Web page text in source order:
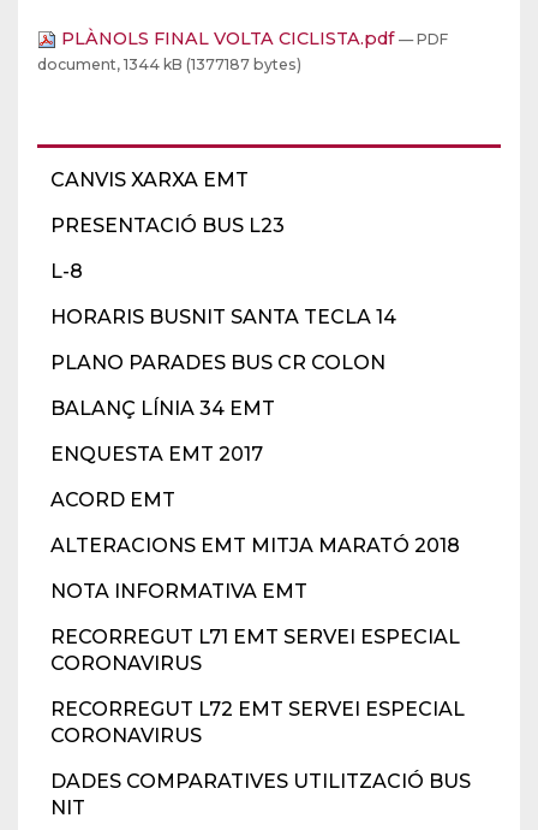
CANVIS XARXA EMT
PRESENTACIÓ BUS L23
L-8
HORARIS BUSNIT SANTA TECLA 14
PLANO PARADES BUS CR COLON
BALANÇ LÍNIA 34 EMT
ENQUESTA EMT 2017
ACORD EMT
ALTERACIONS EMT MITJA MARATÓ 2018
NOTA INFORMATIVA EMT
RECORREGUT L71 EMT SERVEI ESPECIAL
CORONAVIRUS
RECORREGUT L72 EMT SERVEI ESPECIAL
CORONAVIRUS
DADES COMPARATIVES UTILITZACIÓ BUS
NIT
PLÀNOLS FINAL VOLTA CICLISTA.pdf — PDF
document, 1344 kB (1377187 bytes)